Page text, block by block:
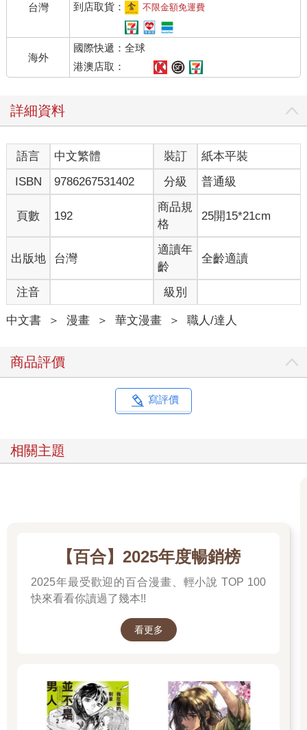
台灣
到店取貨：
不限金額免運費
海外
國際快遞：全球
港澳店取：
詳細資料
語言 中文繁體 裝訂
紙本平裝
ISBN
9786267531402 分級 普通級
頁數 192
商品規
格
25開15*21cm
出版地 台灣
適讀年
齡
全齡適讀
注音 級別
中文書 ＞ 漫畫 ＞ 華文漫畫 ＞ 職人/達人
商品評價
寫評價
相關主題
【百合】2025年度暢銷榜
2025年最受歡迎的百合漫畫、輕小說 TOP 100
快來看看你讀過了幾本!!
看更多